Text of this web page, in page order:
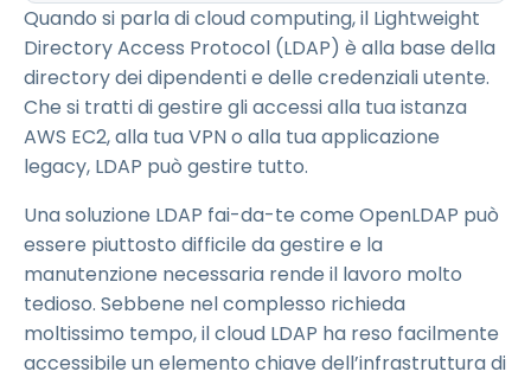
Quando si parla di cloud computing, il Lightweight
Directory Access Protocol (LDAP) è alla base della
directory dei dipendenti e delle credenziali utente.
Che si tratti di gestire gli accessi alla tua istanza
AWS EC2, alla tua VPN o alla tua applicazione
legacy, LDAP può gestire tutto.
Una soluzione LDAP fai-da-te come OpenLDAP può
essere piuttosto difficile da gestire e la
manutenzione necessaria rende il lavoro molto
tedioso. Sebbene nel complesso richieda
moltissimo tempo, il cloud LDAP ha reso facilmente
accessibile un elemento chiave dell’infrastruttura di